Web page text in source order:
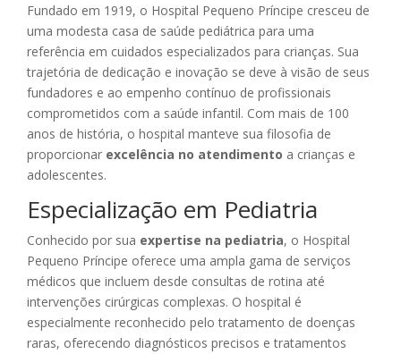
Fundado em 1919, o Hospital Pequeno Príncipe cresceu de
uma modesta casa de saúde pediátrica para uma
referência em cuidados especializados para crianças. Sua
trajetória de dedicação e inovação se deve à visão de seus
fundadores e ao empenho contínuo de profissionais
comprometidos com a saúde infantil. Com mais de 100
anos de história, o hospital manteve sua filosofia de
proporcionar excelência no atendimento a crianças e
adolescentes.
Especialização em Pediatria
Conhecido por sua expertise na pediatria, o Hospital
Pequeno Príncipe oferece uma ampla gama de serviços
médicos que incluem desde consultas de rotina até
intervenções cirúrgicas complexas. O hospital é
especialmente reconhecido pelo tratamento de doenças
raras, oferecendo diagnósticos precisos e tratamentos